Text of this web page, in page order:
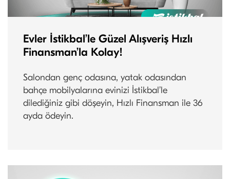
Evler İstikbal’le Güzel Alışveriş Hızlı
Finansman’la Kolay!
Salondan genç odasına, yatak odasından
bahçe mobilyalarına evinizi İstikbal’le
dilediğiniz gibi döşeyin, Hızlı Finansman ile 36
ayda ödeyin.